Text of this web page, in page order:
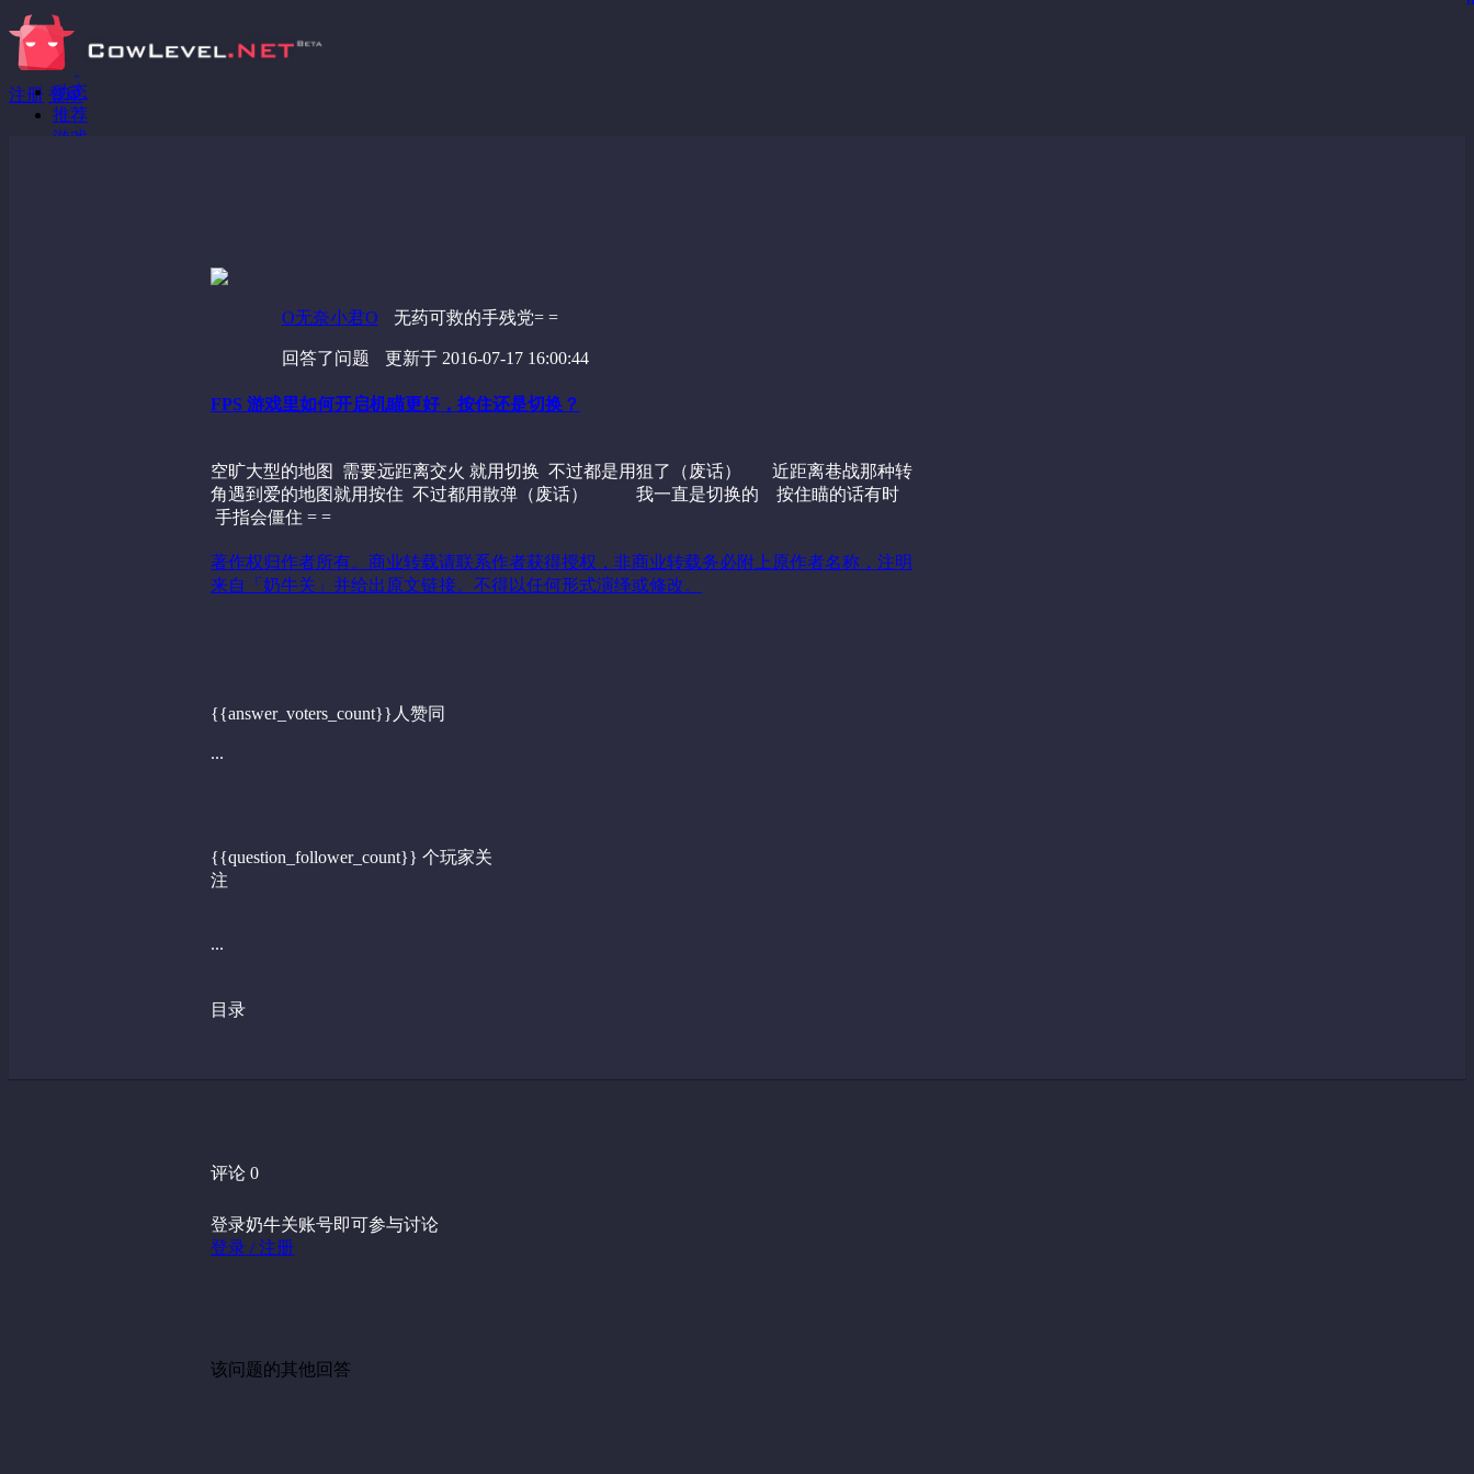
注册 登录
动态
推荐
游戏
O无奈小君O 无药可救的手残党= =
回答了问题 更新于 2016-07-17 16:00:44
FPS 游戏里如何开启机瞄更好，按住还是切换？
空旷大型的地图 需要远距离交火 就用切换 不过都是用狙了（废话） 近距离巷战那种转
角遇到爱的地图就用按住 不过都用散弹（废话） 我一直是切换的 按住瞄的话有时
手指会僵住 = =
著作权归作者所有。商业转载请联系作者获得授权，非商业转载务必附上原作者名称，注明
来自「奶牛关」并给出原文链接。不得以任何形式演绎或修改。
{{answer_voters_count}}人赞同
...
{{question_follower_count}} 个玩家关
注
...
目录
评论 0
登录奶牛关账号即可参与讨论
登录 / 注册
该问题的其他回答